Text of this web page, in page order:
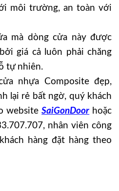
môi trường, an toàn với
mà dòng cửa này được
giá cả luôn phải chăng
tự nhiên.
nhựa Composite đẹp,
lại rẻ bất ngờ, quý khách
websiteSaiGonDoor hoặc
nhân viên công
hàng đặt hàng theo